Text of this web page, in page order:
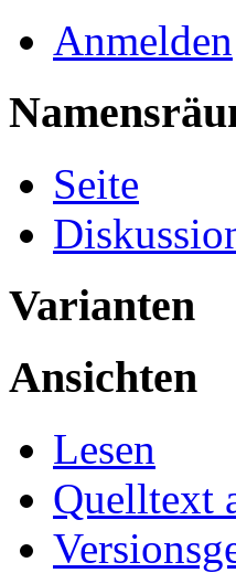
Anmelden
Seite
Varianten
Ansichten
Lesen
Quelltext